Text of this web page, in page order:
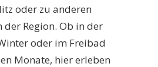
oder zu anderen
Region. Ob in der
oder im Freibad
Monate, hier erleben